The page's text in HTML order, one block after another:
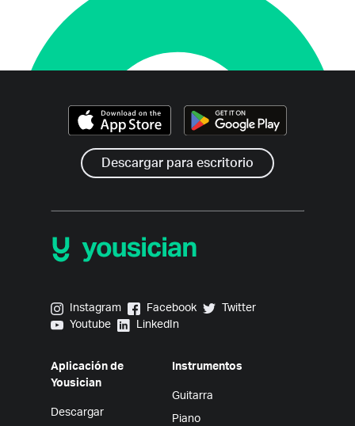
Descargar para escritorio
Yousician on Instagram
Instagram Yousician on Facebook
Facebook Yousician on Twitter
Twitter
Yousician on Youtube
Youtube Yousician on LinkedIn
LinkedIn
Aplicación de
Yousician
Descargar
Instrumentos
Guitarra
Piano